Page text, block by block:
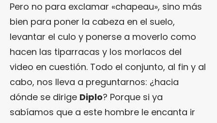
Pero no para exclamar «chapeau», sino más
bien para poner la cabeza en el suelo,
levantar el culo y ponerse a moverlo como
hacen las tiparracas y los morlacos del
video en cuestión. Todo el conjunto, al fin y al
cabo, nos lleva a preguntarnos: ¿hacia
dónde se dirige Diplo? Porque si ya
sabíamos que a este hombre le encanta ir